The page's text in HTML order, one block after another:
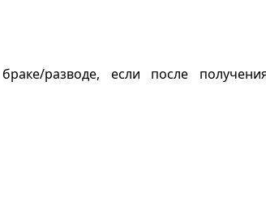
разводе, если после